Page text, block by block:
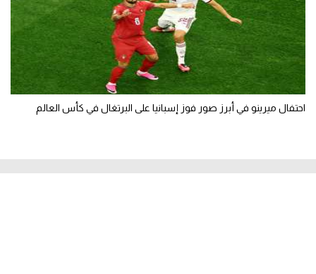
احتفال ميرينو في أبرز صور فوز إسبانيا على البرتغال في كأس العالم